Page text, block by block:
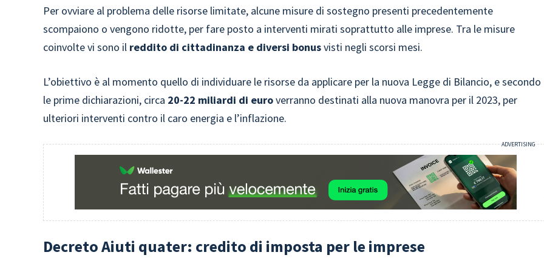
Per ovviare al problema delle risorse limitate, alcune misure di sostegno presenti precedentemente
scompaiono o vengono ridotte, per fare posto a interventi mirati soprattutto alle imprese. Tra le misure
coinvolte vi sono il reddito di cittadinanza e diversi bonusvisti negli scorsi mesi.
L’obiettivo è al momento quello di individuare le risorse da applicare per la nuova Legge di Bilancio, e secondo
le prime dichiarazioni, circa 20-22 miliardi di euroverranno destinati alla nuova manovra per il 2023, per
ulteriori interventi contro il caro energia e l’inflazione.
Decreto Aiuti quater: credito di imposta per le imprese